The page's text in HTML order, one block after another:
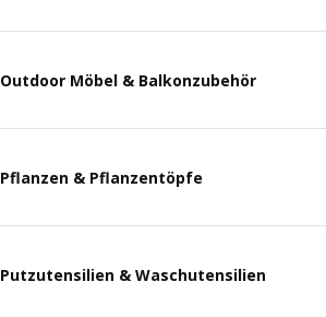
Outdoor Möbel & Balkonzubehör
Pflanzen & Pflanzentöpfe
Putzutensilien & Waschutensilien